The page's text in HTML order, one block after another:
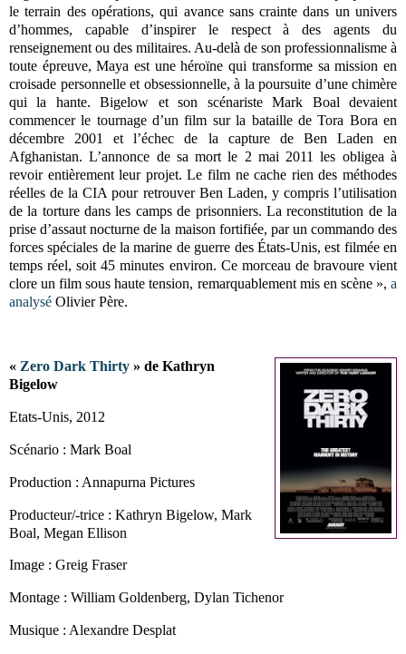
le terrain des opérations, qui avance sans crainte dans un univers
d’hommes, capable d’inspirer le respect à des agents du
renseignement ou des militaires. Au-delà de son professionnalisme à
toute épreuve, Maya est une héroïne qui transforme sa mission en
croisade personnelle et obsessionnelle, à la poursuite d’une chimère
qui la hante. Bigelow et son scénariste Mark Boal devaient
commencer le tournage d’un film sur la bataille de Tora Bora en
décembre 2001 et l’échec de la capture de Ben Laden en
Afghanistan. L’annonce de sa mort le 2 mai 2011 les obligea à
revoir entièrement leur projet. Le film ne cache rien des méthodes
réelles de la CIA pour retrouver Ben Laden, y compris l’utilisation
de la torture dans les camps de prisonniers. La reconstitution de la
prise d’assaut nocturne de la maison fortifiée, par un commando des
forces spéciales de la marine de guerre des États-Unis, est filmée en
temps réel, soit 45 minutes environ. Ce morceau de bravoure vient
clore un film sous haute tension, remarquablement mis en scène », a
analysé Olivier Père.
« Zero Dark Thirty » de Kathryn
Bigelow
Etats-Unis, 2012
Scénario : Mark Boal
Production : Annapurna Pictures
Producteur/-trice : Kathryn Bigelow, Mark
Boal, Megan Ellison
Image : Greig Fraser
Montage : William Goldenberg, Dylan Tichenor
Musique : Alexandre Desplat